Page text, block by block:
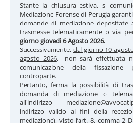
Stante la chiusura estiva, si
Mediazione Forense di Perugia
domande di mediazione depositate
trasmesse telematicamente o via
giorno giovedì 6 Agosto 2026.
Successivamente, dal giorno 10
agosto 2026, non sarà effettuata
comunicazione della
controparte.
Pertanto, ferma la possibilità di
domanda di mediazione o
all'indirizzo
indirizzo valido ai fini della
mediazione), visto l’art. 8, comma 2